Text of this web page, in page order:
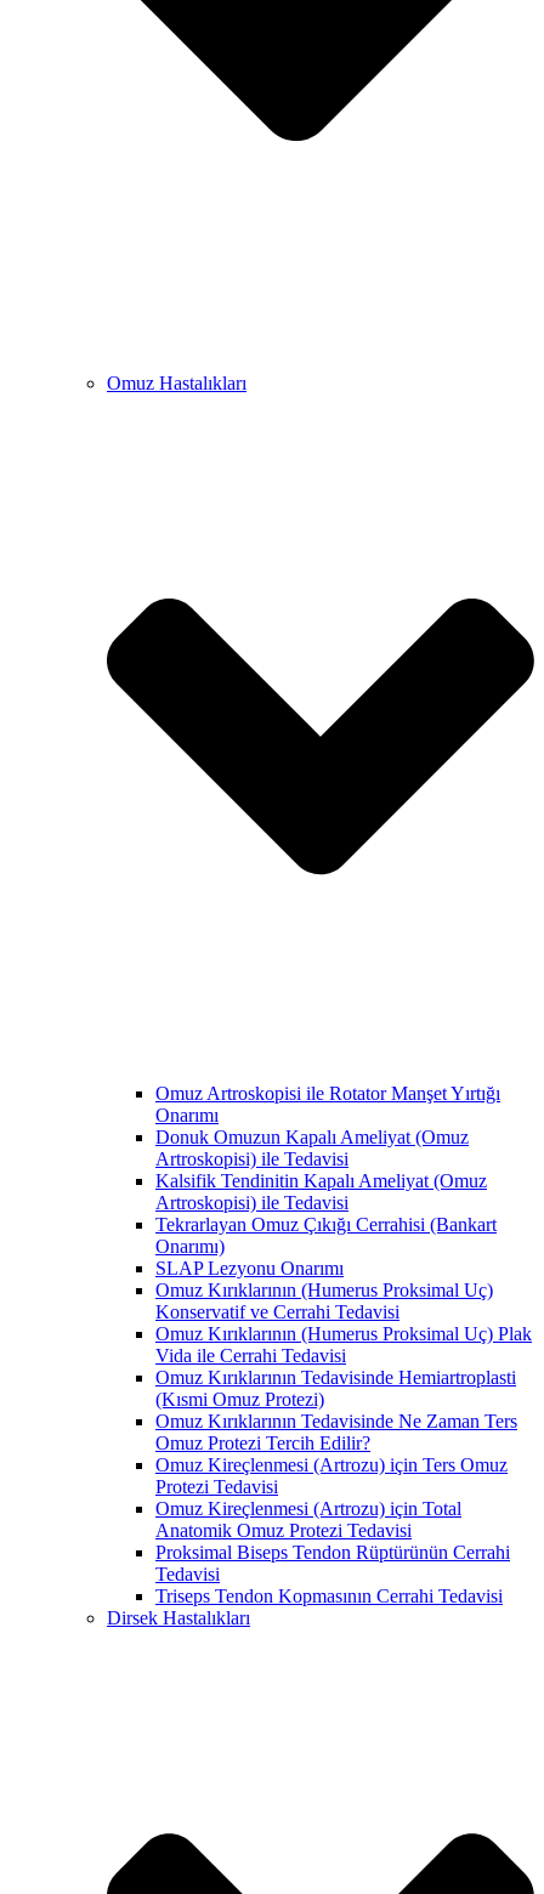
Omuz Hastalıkları
Omuz Artroskopisi ile Rotator Manşet Yırtığı
Onarımı
Donuk Omuzun Kapalı Ameliyat (Omuz
Artroskopisi) ile Tedavisi
Kalsifik Tendinitin Kapalı Ameliyat (Omuz
Artroskopisi) ile Tedavisi
Tekrarlayan Omuz Çıkığı Cerrahisi (Bankart
Onarımı)
SLAP Lezyonu Onarımı
Omuz Kırıklarının (Humerus Proksimal Uç)
Konservatif ve Cerrahi Tedavisi
Omuz Kırıklarının (Humerus Proksimal Uç) Plak
Vida ile Cerrahi Tedavisi
Omuz Kırıklarının Tedavisinde Hemiartroplasti
(Kısmi Omuz Protezi)
Omuz Kırıklarının Tedavisinde Ne Zaman Ters
Omuz Protezi Tercih Edilir?
Omuz Kireçlenmesi (Artrozu) için Ters Omuz
Protezi Tedavisi
Omuz Kireçlenmesi (Artrozu) için Total
Anatomik Omuz Protezi Tedavisi
Proksimal Biseps Tendon Rüptürünün Cerrahi
Tedavisi
Triseps Tendon Kopmasının Cerrahi Tedavisi
Dirsek Hastalıkları